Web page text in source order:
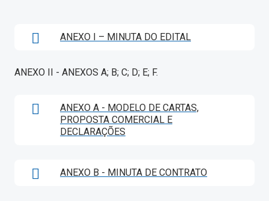
ANEXO I – MINUTA DO EDITAL
ANEXO II - ANEXOS A; B; C; D; E; F.
ANEXO A - MODELO DE CARTAS,
PROPOSTA COMERCIAL E
DECLARAÇÕES
ANEXO B - MINUTA DE CONTRATO